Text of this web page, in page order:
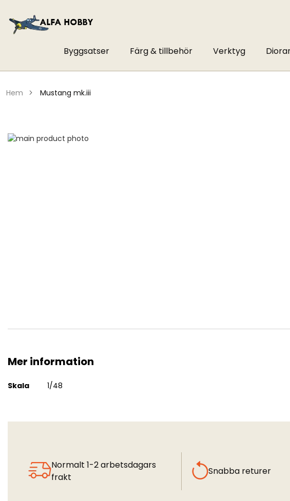
Byggsatser Färg & tillbehör Verktyg
hem mustang mk.iii
Hoppa
Mer information
Mer
Skala 1/48
Normalt 1-2 arbetsdagars
frakt
Snabba returer